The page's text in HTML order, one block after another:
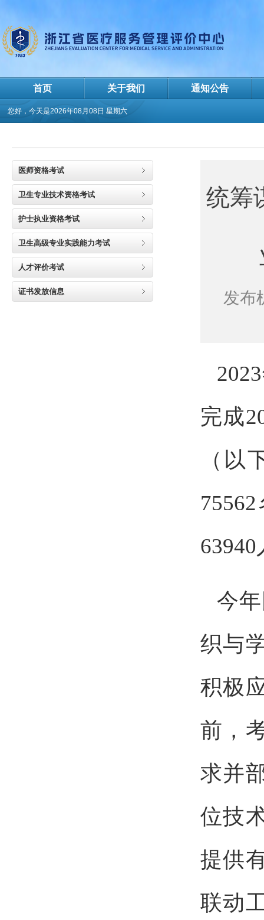
首页 关于我们 通知公告
您好，今天是2026年08月08日 星期六
医师资格考试
卫生专业技术资格考试
护士执业资格考试
卫生高级专业实践能力考试
人才评价考试
证书发放信息
统筹
发布
完成
（以
今
织与
积极
前，
求并
位技
提供
联动